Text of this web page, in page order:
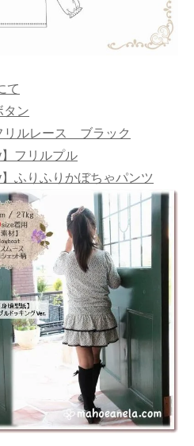
て
タン
リルレース ブラック
】フリルプル
】ふりふりかぼちゃパンツ